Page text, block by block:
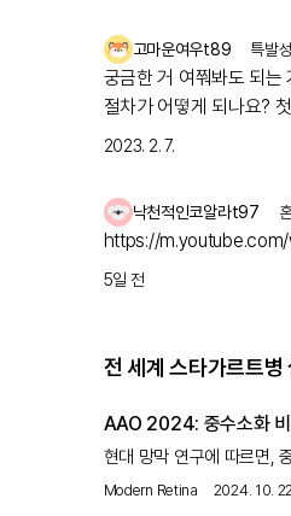
다. - 내가 작성한 건강 설
다. - 추첨을 통해 내 사연이 레어노
고, 어떤 활동을 하게 될
생태계를 만들고 활동하
레어노트 회원들의 귀감
히 기록하고 체계적으로 관리합니다. 레어메이트에
무엇이든 댓글로 남겨주
고마운여우t89 특발
궁금한 거 여쭤봐도 되는
절차가 어떻게 되나요?
자 검사했는데 돌연변이
2023. 2. 7.
낙천적인코알라t97
https://
5일 전
전 세계 스타가르트병
AAO 2024: 중수소화 비
현대 망막 연구에 따르면,
보존하는 데 효과적이라는
Modern Retina 2024. 10.